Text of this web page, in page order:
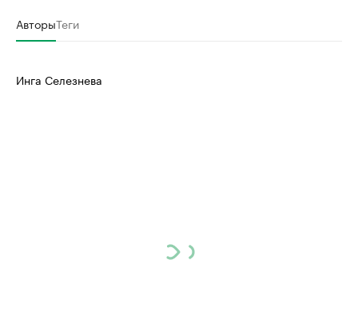
АвторыТеги
Инга Селезнева